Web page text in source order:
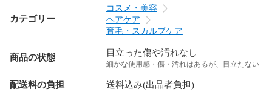
カテゴリー
コスメ・美容
ヘアケア
育毛・スカルプケア
商品の状態 目立った傷や汚れなし
細かな使用感・傷・汚れはあるが、目立たない
配送料の負担 送料込み(出品者負担)